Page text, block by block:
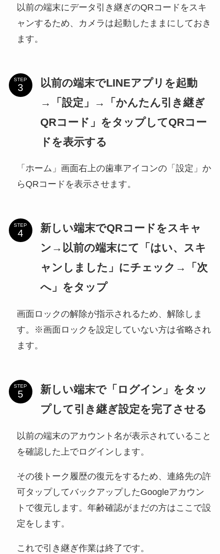
以前の端末にデータ引き継ぎのQRコードをスキ
ャンするため、カメラは起動したままにしておき
ます。
STEP
以前の端末でLINEアプリを起動
→「設定」→「かんたん引き継ぎ
QRコード」をタップしてQRコー
ドを表示する
「ホーム」画面右上の歯車アイコンの「設定」か
らQRコードを表示させます。
STEP
新しい端末でQRコードをスキャ
ン→以前の端末にて「はい、スキ
ャンしました」にチェック→「次
へ」をタップ
画面ロックの解除が指示されるため、解除しま
す。※画面ロックを設定していない方は省略され
ます。
STEP
新しい端末で「ログイン」をタッ
プして引き継ぎ設定を完了させる
以前の端末のアカウント名が表示されていること
を確認した上でログインします。
その後トーク履歴の復元をするため、連絡先の許
可タップしてバックアップしたGoogleアカウン
トで復元します。年齢確認がまだの方はここで設
定をします。
これで引き継ぎ作業は終了です。